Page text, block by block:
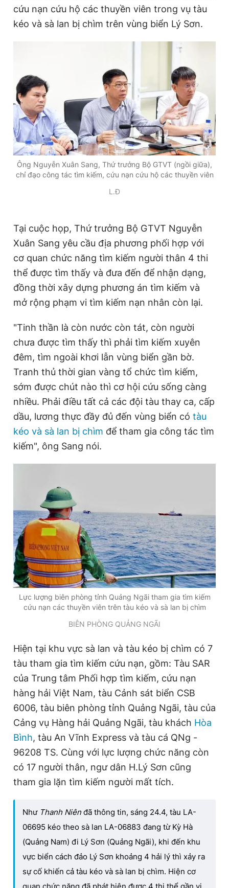
cứu nạn cứu hộ các thuyền viên trong vụ tàu
kéo và sà lan bị chìm trên vùng biển Lý Sơn.
Ông Nguyễn Xuân Sang, Thứ trưởng Bộ GTVT (ngồi giữa),
chỉ đạo công tác tìm kiếm, cứu nạn cứu hộ các thuyền viên
L.Đ
Tại cuộc họp, Thứ trưởng Bộ GTVT Nguyễn
Xuân Sang yêu cầu địa phương phối hợp với
cơ quan chức năng tìm kiếm người thân 4 thi
thể được tìm thấy và đưa đến để nhận dạng,
đồng thời xây dựng phương án tìm kiếm và
mở rộng phạm vi tìm kiếm nạn nhân còn lại.
"Tinh thần là còn nước còn tát, còn người
chưa được tìm thấy thì phải tìm kiếm xuyên
đêm, tìm ngoài khơi lẫn vùng biển gần bờ.
Tranh thủ thời gian vàng tổ chức tìm kiếm,
sớm được chút nào thì cơ hội cứu sống càng
nhiều. Phải điều tất cả các đội tàu thay ca, cấp
dầu, lương thực đầy đủ đến vùng biển có tàu
kéo và sà lan bị chìm để tham gia công tác tìm
kiếm", ông Sang nói.
Lực lượng biên phòng tỉnh Quảng Ngãi tham gia tìm kiếm
cứu nạn các thuyền viên trên tàu kéo và sà lan bị chìm
BIÊN PHÒNG QUẢNG NGÃI
Hiện tại khu vực sà lan và tàu kéo bị chìm có 7
tàu tham gia tìm kiếm cứu nạn, gồm: Tàu SAR
của Trung tâm Phối hợp tìm kiếm, cứu nạn
hàng hải Việt Nam, tàu Cảnh sát biển CSB
6006, tàu biên phòng tỉnh Quảng Ngãi, tàu của
Cảng vụ Hàng hải Quảng Ngãi, tàu khách Hòa
Bình, tàu An Vĩnh Express và tàu cá QNg -
96208 TS. Cùng với lực lượng chức năng còn
có 17 người thân, ngư dân H.Lý Sơn cũng
tham gia lặn tìm kiếm người mất tích.
Như Thanh Niên đã thông tin, sáng 24.4, tàu LA-
06695 kéo theo sà lan LA-06883 đang từ Kỳ Hà
(Quảng Nam) đi Lý Sơn (Quảng Ngãi), khi đến khu
vực biển cách đảo Lý Sơn khoảng 4 hải lý thì xảy ra
sự cố khiến cả tàu kéo và sà lan bị chìm. Hiện cơ